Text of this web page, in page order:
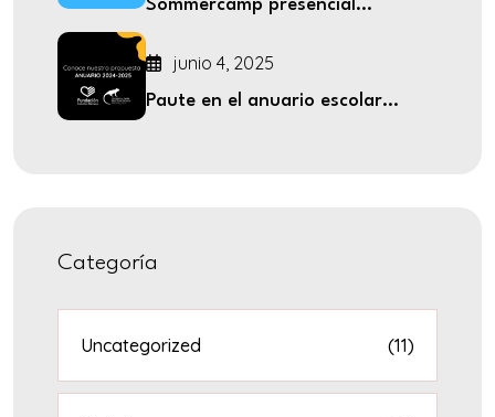
Sommercamp presencial...
junio 4, 2025
Paute en el anuario escolar...
Categoría
Uncategorized (11)